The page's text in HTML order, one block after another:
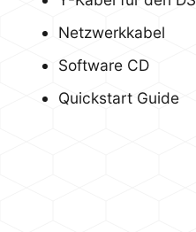
Netzwerkkabel
Software CD
Quickstart Guide